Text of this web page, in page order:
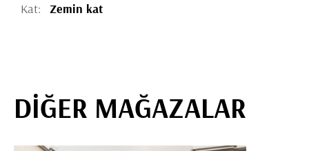
Kat:
Zemin kat
DİĞER MAĞAZALAR